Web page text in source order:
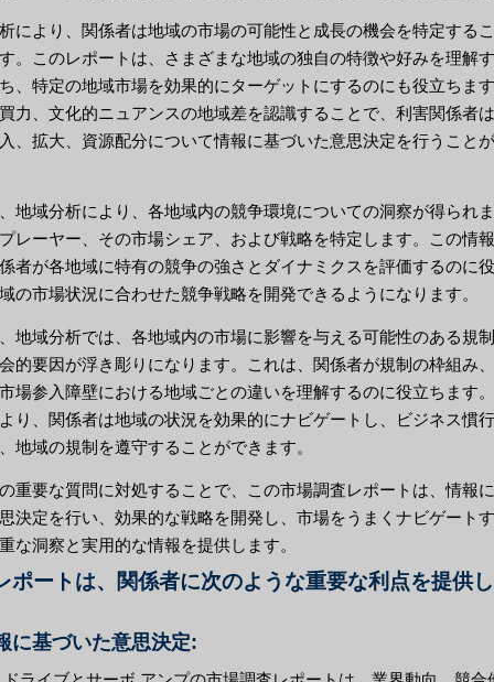
により、関係者は地域の市場の可能性と成長の機会を特定する
。このレポートは、さまざまな地域の独自の特徴や好みを理解
、特定の地域市場を効果的にターゲットにするのにも役立ちま
力、文化的ニュアンスの地域差を認識することで、利害関係者
、拡大、資源配分について情報に基づいた意思決定を行うこと
地域分析により、各地域内の競争環境についての洞察が得られ
レーヤー、その市場シェア、および戦略を特定します。この情
者が各地域に特有の競争の強さとダイナミクスを評価するのに
の市場状況に合わせた競争戦略を開発できるようになります。
地域分析では、各地域内の市場に影響を与える可能性のある規
的要因が浮き彫りになります。これは、関係者が規制の枠組み
場参入障壁における地域ごとの違いを理解するのに役立ちます
り、関係者は地域の状況を効果的にナビゲートし、ビジネス慣
地域の規制を遵守することができます。
重要な質問に対処することで、この市場調査レポートは、情報
決定を行い、効果的な戦略を開発し、市場をうまくナビゲート
な洞察と実用的な情報を提供します。
ポートは、関係者に次のような重要な利点を提供
に基づいた意思決定: